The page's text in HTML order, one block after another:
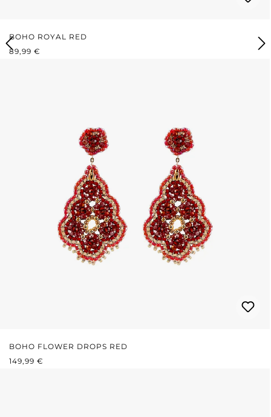
BOHO ROYAL RED
REGULÄRER PREIS:
89,99 €
BOHO FLOWER DROPS RED
REGULÄRER PREIS:
149,99 €